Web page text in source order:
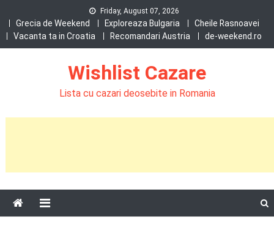
content
Friday, August 07, 2026
Grecia de Weekend Exploreaza Bulgaria
Cheile Rasnoavei
Vacanta ta in Croatia
Recomandari Austria de-weekend.ro
Wishlist Cazare
Lista cu cazari deosebite in Romania